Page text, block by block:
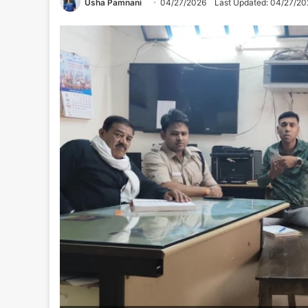
Usha Pamnani 04/27/2026 Last Updated: 04/27/